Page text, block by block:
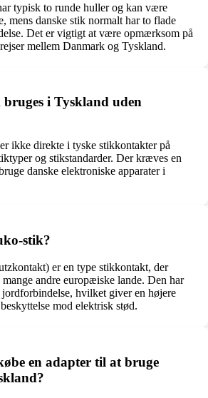
typisk to runde huller og kan være
mens danske stik normalt har to flade
Det er vigtigt at være opmærksom på
mellem Danmark og Tyskland.
i Tyskland uden
ikke direkte i tyske stikkontakter på
og stikstandarder. Der kræves en
danske elektroniske apparater i
stik?
er en type stikkontakt, der
andre europæiske lande. Den har
hvilket giver en højere
mod elektrisk stød.
en adapter til at bruge